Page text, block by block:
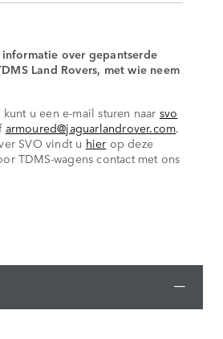
over gepantserde
Land Rovers, met wie neem
u een e-mail sturen naar svo
armoured@jaguarlandrover.com.
SVO vindt u hier op deze
TDMS-wagens contact met ons